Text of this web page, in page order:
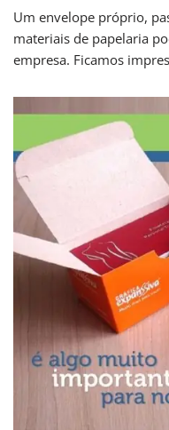
Um envelope próprio,
materiais de papelaria
empresa. Ficamos